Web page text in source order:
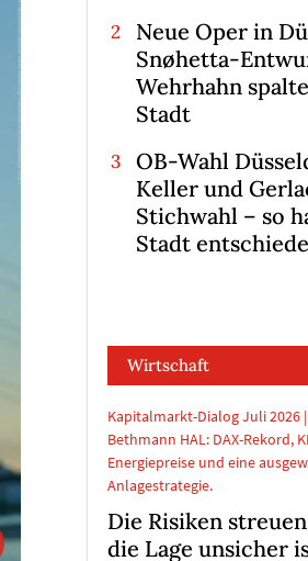
Neue Oper in
Snøhetta-
Wehrhahn
Stadt
OB-Wahl
Keller und
Stichwahl – so
Stadt
Wirtschaft
Kapitalmarkt-Dialog Juli 2026 |
Bethmann HAL: DAX-Rekord,
Energiepreise und eine
Anlagestrategie.
Die Risiken
die Lage unsicher